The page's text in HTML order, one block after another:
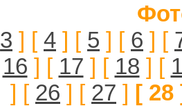
3 ] [ 4 ] [ 5 ] [ 6 ] [
16 ] [ 17 ] [ 18 ] [
] [ 26 ] [ 27 ] [ 28